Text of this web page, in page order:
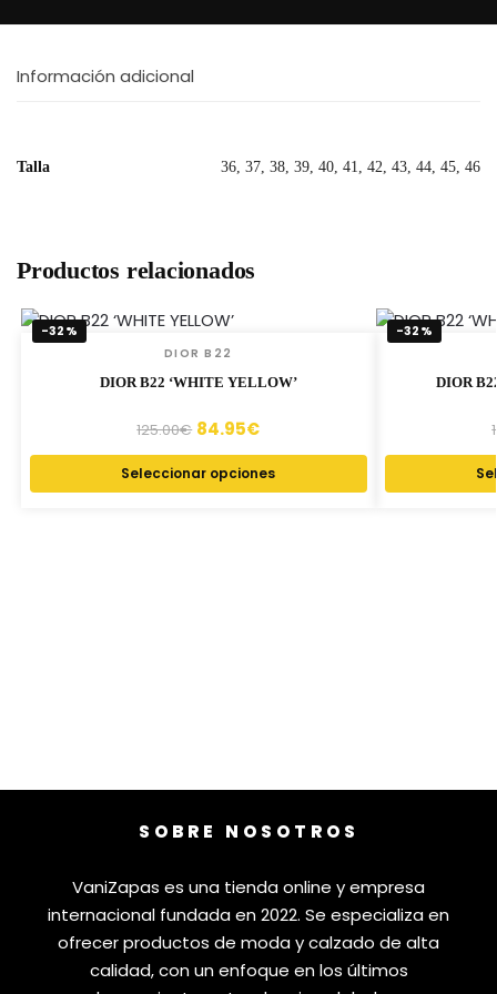
Información adicional
Talla 36, 37, 38, 39, 40, 41, 42, 43, 44, 45, 46
Productos relacionados
-32%
DIOR B22
DIOR B22 ‘WHITE YELLOW’
125.00€ 84.95€
Seleccionar opciones
-32%
DIOR
SOBRE NOSOTROS
VaniZapas es una tienda online y empresa
internacional fundada en 2022. Se especializa en
ofrecer productos de moda y calzado de alta
calidad, con un enfoque en los últimos